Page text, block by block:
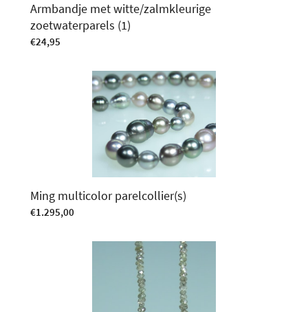
Armbandje met witte/zalmkleurige
zoetwaterparels (1)
€24,95
Ming multicolor parelcollier(s)
€1.295,00